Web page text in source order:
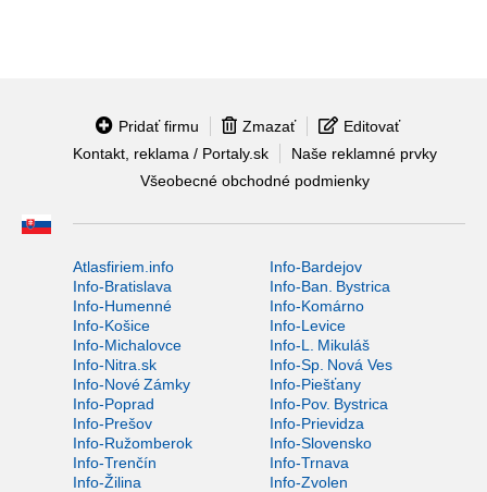
Pridať firmu Zmazať
Editovať
Kontakt, reklama / Portaly.sk
Naše reklamné prvky
Všeobecné obchodné podmienky
Atlasfiriem.info
Info-Bardejov
Info-Bratislava
Info-Ban. Bystrica
Info-Humenné
Info-Komárno
Info-Košice
Info-Levice
Info-Michalovce
Info-L. Mikuláš
Info-Nitra.sk
Info-Sp. Nová Ves
Info-Nové Zámky
Info-Piešťany
Info-Poprad
Info-Pov. Bystrica
Info-Prešov
Info-Prievidza
Info-Ružomberok
Info-Slovensko
Info-Trenčín
Info-Trnava
Info-Žilina
Info-Zvolen